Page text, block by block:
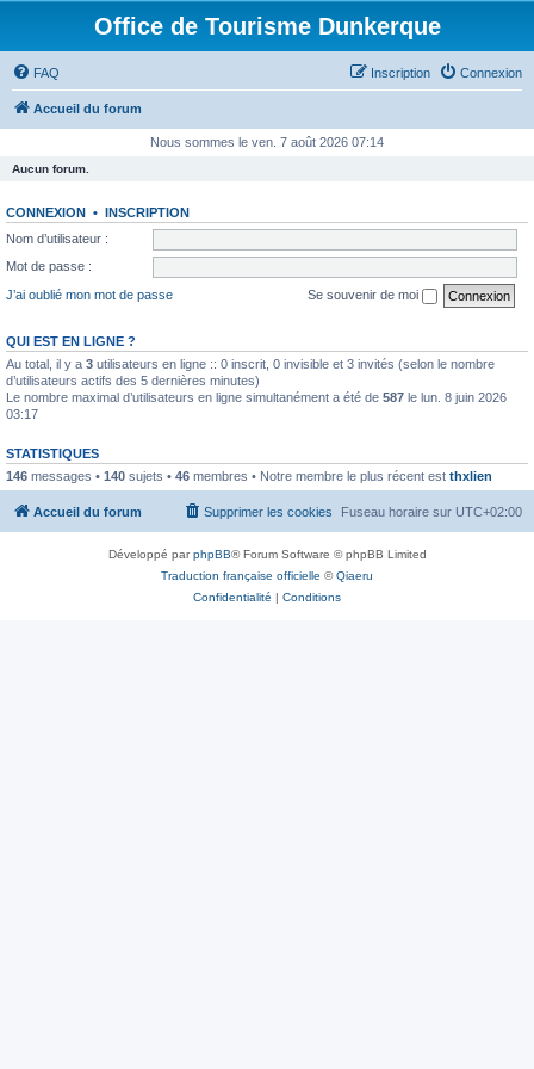
Office de Tourisme Dunkerque
FAQ Connexion
Inscription
Accueil du forum
Nous sommes le ven. 7 août 2026 07:14
Aucun forum.
CONNEXION • INSCRIPTION
Nom d’utilisateur :
Mot de passe :
J’ai oublié mon mot de passe
Se souvenir de moi
QUI EST EN LIGNE ?
Au total, il y a 3 utilisateurs en ligne :: 0 inscrit, 0 invisible et 3 invités (selon le nombre
d’utilisateurs actifs des 5 dernières minutes)
Le nombre maximal d’utilisateurs en ligne simultanément a été de 587 le lun. 8 juin 2026
03:17
STATISTIQUES
146 messages • 140 sujets • 46 membres • Notre membre le plus récent est thxlien
Accueil du forum Fuseau horaire sur UTC+02:00
Supprimer les cookies
Développé parphpBB® Forum Software © phpBB Limited
Traduction française officielle ©Qiaeru
Confidentialité | Conditions